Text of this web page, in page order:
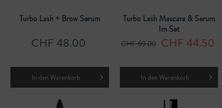
Turbo Lash + Brow Serum
CHF 48.00
In den Warenkorb
Turbo Lash Mascara & Serum
Im Set
CHF 69.00 CHF 44.50
In den Warenkorb